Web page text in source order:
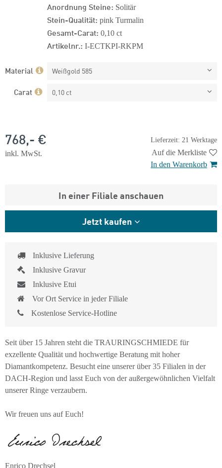
Anordnung Steine: Solitär
Stein-Qualität: pink Turmalin
Gesamt-Carat: 0,10 ct
Artikelnr.: I-ECTKPI-RKPM
Material Weißgold 585
Carat 0,10 ct
Lieferzeit: 21 Werktage
768,- €
inkl. MwSt.
Auf die Merkliste
In den Warenkorb
In einer Filiale anschauen
Jetzt kaufen
Inklusive Lieferung
Inklusive Gravur
Inklusive Etui
Vor Ort Service in jeder Filiale
Kostenlose Service-Hotline
Seit über 15 Jahren steht die TRAURINGSCHMIEDE für
exzellente Qualität und hochwertige Beratung mit hoher
Diamantkompetenz. Besucht eine unserer über 35 Filialen in der
DACH-Region und lasst Euch von der außergewöhnlichen Vielfalt
unserer Ringe verzaubern.
Wir freuen uns auf Euch!
Enrico Drechsel